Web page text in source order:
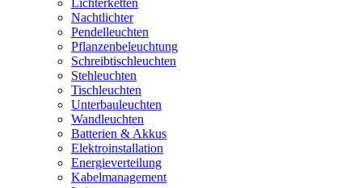
Lichterketten
Nachtlichter
Pendelleuchten
Pflanzenbeleuchtung
Schreibtischleuchten
Stehleuchten
Tischleuchten
Unterbauleuchten
Wandleuchten
Batterien & Akkus
Elektroinstallation
Energieverteilung
Kabelmanagement